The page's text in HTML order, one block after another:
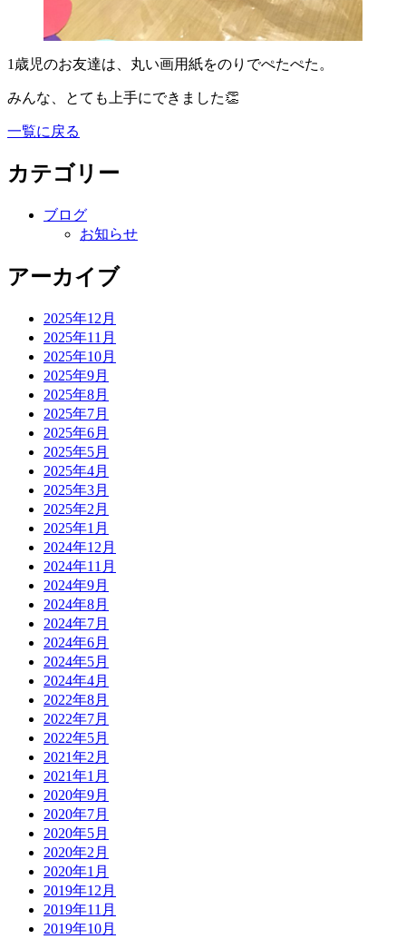
1歳児のお友達は、丸い画用紙をのりでぺたぺた。
みんな、とても上手にできました👏
一覧に戻る
カテゴリー
ブログ
お知らせ
アーカイブ
2025年12月
2025年11月
2025年10月
2025年9月
2025年8月
2025年7月
2025年6月
2025年5月
2025年4月
2025年3月
2025年2月
2025年1月
2024年12月
2024年11月
2024年9月
2024年8月
2024年7月
2024年6月
2024年5月
2024年4月
2022年8月
2022年7月
2022年5月
2021年2月
2021年1月
2020年9月
2020年7月
2020年5月
2020年2月
2020年1月
2019年12月
2019年11月
2019年10月